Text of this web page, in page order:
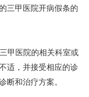
三甲医院开病假条的
甲医院的相关科室或
适，并接受相应的诊
断和治疗方案。